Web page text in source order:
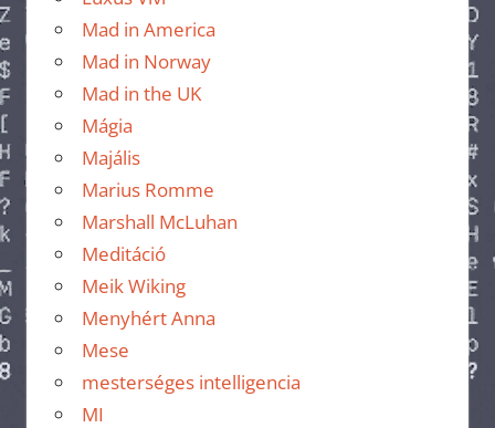
Mad in America
Mad in Norway
Mad in the UK
Mágia
Majális
Marius Romme
Marshall McLuhan
Meditáció
Meik Wiking
Menyhért Anna
Mese
mesterséges intelligencia
MI